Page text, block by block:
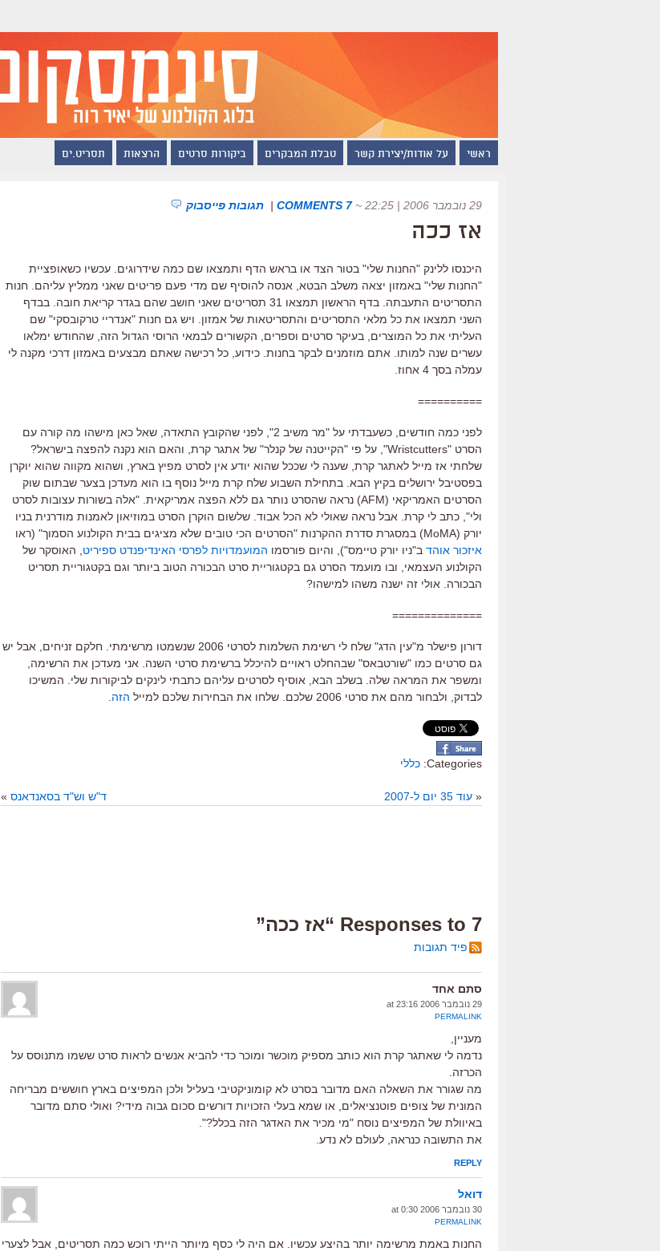
ראשי על אודות/יצירת קשר טבלת המבקרים ביקורות סרטים הרצאות תסריט.ים
29 נובמבר 2006 | 22:25 ~
7 COMMENTS
| תגובות פייסבוק
אז ככה
היכנסו ללינק "החנות שלי" בטור הצד או בראש הדף ותמצאו שם כמה שידרוגים. עכשיו כשאופציית
"החנות שלי" באמזון יצאה משלב הבטא, אנסה להוסיף שם מדי פעם פריטים שאני ממליץ עליהם. חנות
התסריטים התעבתה. בדף הראשון תמצאו 31 תסריטים שאני חושב שהם בגדר קריאת חובה. בבדף
השני תמצאו את כל מלאי התסריטים והתסריטאות של אמזון. ויש גם חנות "אנדריי טרקובסקי" שם
העליתי את כל המוצרים, בעיקר סרטים וספרים, הקשורים לבמאי הרוסי הגדול הזה, שהחודש ימלאו
עשרים שנה למותו. אתם מוזמנים לבקר בחנות. כידוע, כל רכישה שאתם מבצעים באמזון דרכי מקנה לי
עמלה בסך 4 אחוז.
==========
לפני כמה חודשים, כשעבדתי על "מר משיב 2", לפני שהקובץ התאדה, שאל כאן מישהו מה קורה עם
הסרט "Wristcutters", על פי "הקייטנה של קנלר" של אתגר קרת, והאם הוא נקנה להפצה בישראל?
שלחתי אז מייל לאתגר קרת, שענה לי שככל שהוא יודע אין לסרט מפיץ בארץ, ושהוא מקווה שהוא יוקרן
בפסטיבל ירושלים בקיץ הבא. בתחילת השבוע שלח קרת מייל נוסף בו הוא מעדכן בצער שבתום שוק
הסרטים האמריקאי (AFM) נראה שהסרט נותר גם ללא הפצה אמריקאית. "אלה בשורות עצובות לסרט
ולי", כתב לי קרת. אבל נראה שאולי לא הכל אבוד. שלשום הוקרן הסרט במוזיאון לאמנות מודרנית בניו
יורק (MoMA) במסגרת סדרת ההקרנות "הסרטים הכי טובים שלא מציגים בבית הקולנוע הסמוך" (ראו
איזכור אוהד ב"ניו יורק טיימס"), והיום פורסמו המועמדויות לפרסי האינדיפנדט ספיריט , האוסקר של
הקולנוע העצמאי, ובו מועמד הסרט גם בקטגוריית סרט הבכורה הטוב ביותר וגם בקטגוריית תסריט
הבכורה. אולי זה ישנה משהו למישהו?
==============
דורון פישלר מ"עין הדג" שלח לי רשימת השלמות לסרטי 2006 שנשמטו מרשימתי. חלקם זניחים, אבל יש
גם סרטים כמו "שורטבאס" שבהחלט ראויים להיכלל ברשימת סרטי השנה. אני מעדכן את הרשימה,
ומשפר את המראה שלה. בשלב הבא, אוסיף לסרטים עליהם כתבתי לינקים לביקורות שלי. המשיכו
לבדוק, ולבחור מהם את סרטי 2006 שלכם. שלחו את הבחירות שלכם למייל
הזה
Categories: כללי
« עוד 35 יום ל-2007 ד"ש וש"ד בסאנדאנס »
7 Responses to “אז ככה”
פיד תגובות
סתם אחד
29 נובמבר 2006 at 23:16
PERMALINK
מעניין,
נדמה לי שאתגר קרת הוא כותב מספיק מוכשר ומוכר כדי להביא אנשים לראות סרט ששמו מתנוסס על
הכרזה.
מה שגורר את השאלה האם מדובר בסרט לא קומוניקטיבי בעליל ולכן המפיצים בארץ חוששים מבריחה
המונית של צופים פוטנציאלים, או שמא בעלי הזכויות דורשים סכום גבוה מידי? ואולי סתם מדובר
באיוולת של המפיצים נוסח "מי מכיר את האדגר הזה בכלל?".
את התשובה כנראה, לעולם לא נדע.
REPLY
דואל
30 נובמבר 2006 at 0:30
PERMALINK
החנות באמת מרשימה יותר בהיצע עכשיו. אם היה לי כסף מיותר הייתי רוכש כמה תסריטים, אבל לצערי